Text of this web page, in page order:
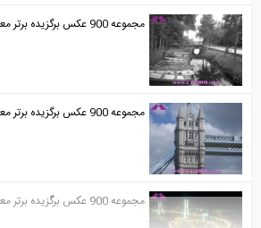
مجموعه 900 عکس برگزیده برتر معماری روز...
مجموعه 900 عکس برگزیده برتر معماری روز...
مجموعه 900 عکس برگزیده برتر معماری روز...